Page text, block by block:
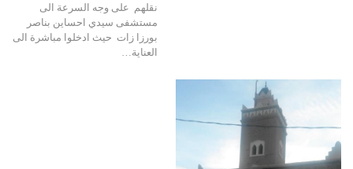
نقلهم على وجه السرعة الى
مستشفى سيدي احساين بناصر
بورزا زات حيث ادخلوا مباشرة الى
العناية…